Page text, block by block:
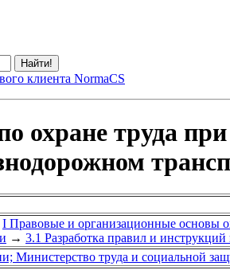
клиента NormaCS
охране труда
I Правовые и организационные основы
→ 3.1 Разработка правил и инструкций
Министерство труда и социальной